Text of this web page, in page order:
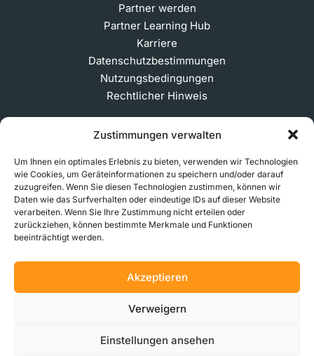
Zustimmungen verwalten
Um Ihnen ein optimales Erlebnis zu bieten, verwenden wir Technologien
wie Cookies, um Geräteinformationen zu speichern und/oder darauf
zuzugreifen. Wenn Sie diesen Technologien zustimmen, können wir
Daten wie das Surfverhalten oder eindeutige IDs auf dieser Website
verarbeiten. Wenn Sie Ihre Zustimmung nicht erteilen oder
zurückziehen, können bestimmte Merkmale und Funktionen
beeinträchtigt werden.
Akzeptieren
Verweigern
Einstellungen ansehen
Partner werden
Partner Learning Hub
Karriere
Datenschutzbestimmungen
Nutzungsbedingungen
Rechtlicher Hinweis
© 2026 MakerVerse Greifswalder Straße 155, 10409
Berlin, Deutschland